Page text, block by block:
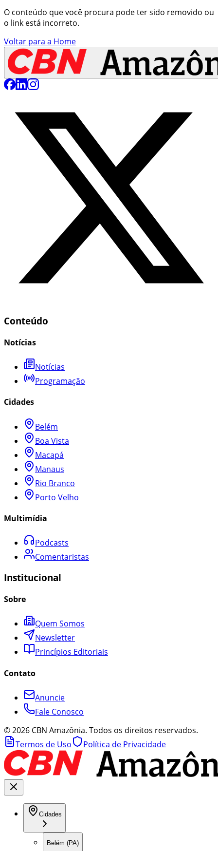
O conteúdo que você procura pode ter sido removido ou
o link está incorreto.
Voltar para a Home
Conteúdo
Notícias
Notícias
Programação
Cidades
Belém
Boa Vista
Macapá
Manaus
Rio Branco
Porto Velho
Multimídia
Podcasts
Comentaristas
Institucional
Sobre
Quem Somos
Newsletter
Princípios Editoriais
Contato
Anuncie
Fale Conosco
©2026 CBN Amazônia. Todos os direitos reservados.
Termos de Uso
Política de Privacidade
Cidades
Belém (PA)